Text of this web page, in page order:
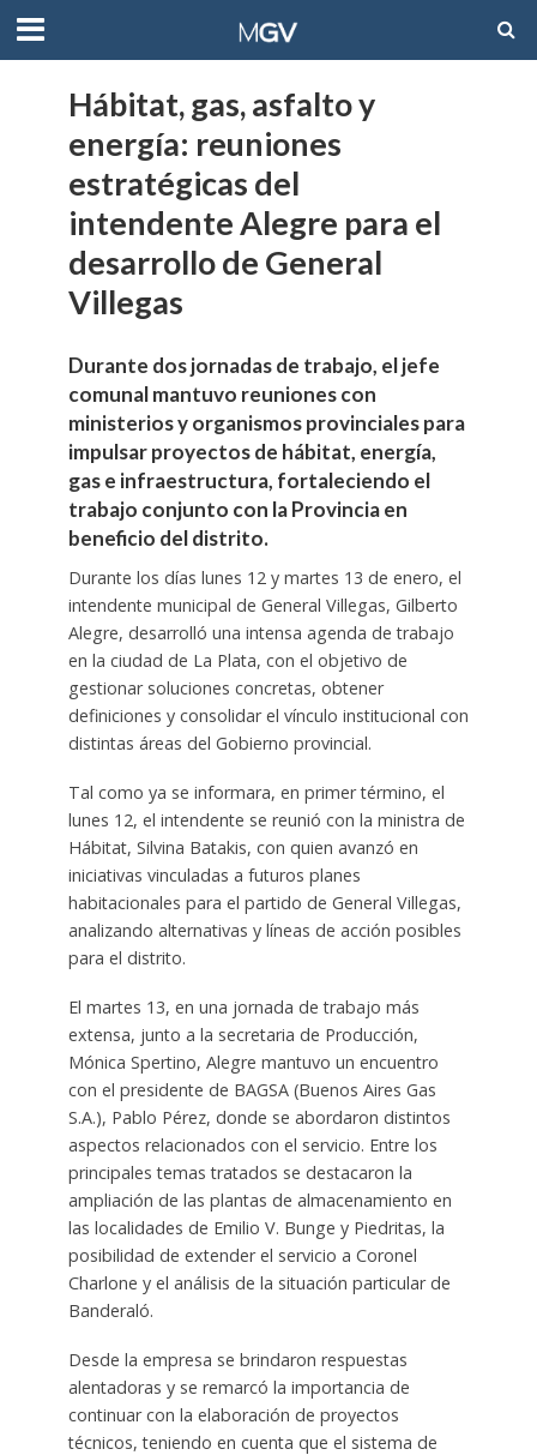
Hábitat, gas, asfalto y
energía: reuniones
estratégicas del
intendente Alegre para el
desarrollo de General
Villegas
Durante dos jornadas de trabajo, el jefe
comunal mantuvo reuniones con
ministerios y organismos provinciales para
impulsar proyectos de hábitat, energía,
gas e infraestructura, fortaleciendo el
trabajo conjunto con la Provincia en
beneficio del distrito.
Durante los días lunes 12 y martes 13 de enero, el
intendente municipal de General Villegas, Gilberto
Alegre, desarrolló una intensa agenda de trabajo
en la ciudad de La Plata, con el objetivo de
gestionar soluciones concretas, obtener
definiciones y consolidar el vínculo institucional con
distintas áreas del Gobierno provincial.
Tal como ya se informara, en primer término, el
lunes 12, el intendente se reunió con la ministra de
Hábitat, Silvina Batakis, con quien avanzó en
iniciativas vinculadas a futuros planes
habitacionales para el partido de General Villegas,
analizando alternativas y líneas de acción posibles
para el distrito.
El martes 13, en una jornada de trabajo más
extensa, junto a la secretaria de Producción,
Mónica Spertino, Alegre mantuvo un encuentro
con el presidente de BAGSA (Buenos Aires Gas
S.A.), Pablo Pérez, donde se abordaron distintos
aspectos relacionados con el servicio. Entre los
principales temas tratados se destacaron la
ampliación de las plantas de almacenamiento en
las localidades de Emilio V. Bunge y Piedritas, la
posibilidad de extender el servicio a Coronel
Charlone y el análisis de la situación particular de
Banderaló.
Desde la empresa se brindaron respuestas
alentadoras y se remarcó la importancia de
continuar con la elaboración de proyectos
técnicos, teniendo en cuenta que el sistema de